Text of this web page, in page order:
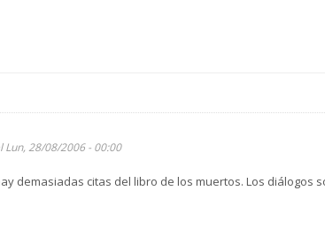
Lun, 28/08/2006 - 00:00
demasiadas citas del libro de los muertos. Los diálogos